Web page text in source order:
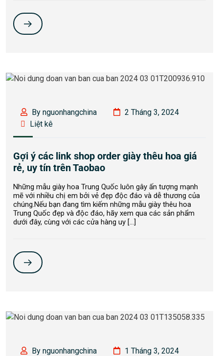
By nguonhangchina
2 Tháng 3, 2024
Liệt kê
Gợi ý các link shop order giày thêu hoa giá
rẻ, uy tín trên Taobao
Những mẫu giày hoa Trung Quốc luôn gây ấn tượng mạnh
mẽ với nhiều chị em bởi vẻ đẹp độc đáo và dễ thương của
chúng.Nếu bạn đang tìm kiếm những mẫu giày thêu hoa
Trung Quốc đẹp và độc đáo, hãy xem qua các sản phẩm
dưới đây, cùng với các cửa hàng uy […]
By nguonhangchina
1 Tháng 3, 2024